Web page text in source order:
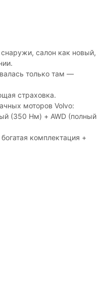
салон как новый,
только там —
страховка.
моторов Volvo:
(350 Нм) + AWD (полный
комплектация +